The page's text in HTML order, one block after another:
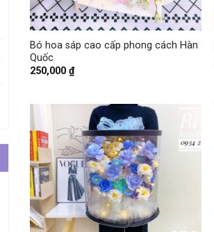
+
Bó hoa sáp cao cấp phong cách Hàn
Quốc
250,000 ₫